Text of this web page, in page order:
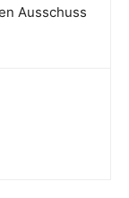
Ausschuss